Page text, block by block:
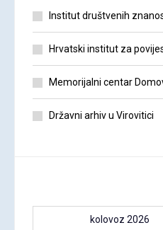
Institut društvenih
Hrvatski institut za
Memorijalni centar
Državni arhiv u Virovitici
kolovoz 2026